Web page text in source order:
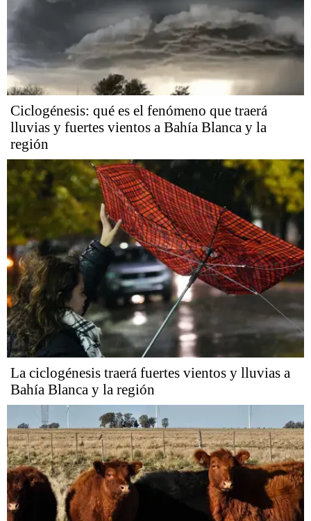
Ciclogénesis: qué es el fenómeno que traerá
lluvias y fuertes vientos a Bahía Blanca y la
región
La ciclogénesis traerá fuertes vientos y lluvias a
Bahía Blanca y la región